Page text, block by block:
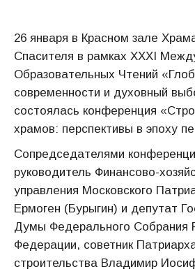
26 января в Красном зале
Спасителя в рамках XXXI
Образовательных Чтений
современности и духовный
состоялась конференция
храмов: перспективы в эпоху
Сопредседателями
руководитель Финансово-
управления Московского
Ермоген (Бурыгин) и депутат
Думы Федерального Собрания
Федерации, советник
строительства Владимир